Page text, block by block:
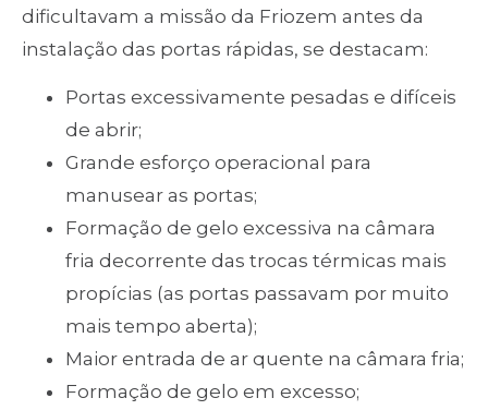
dificultavam a missão da Friozem antes da
instalação das portas rápidas, se destacam:
Portas excessivamente pesadas e difíceis
de abrir;
Grande esforço operacional para
manusear as portas;
Formação de gelo excessiva na câmara
fria decorrente das trocas térmicas mais
propícias (as portas passavam por muito
mais tempo aberta);
Maior entrada de ar quente na câmara fria;
Formação de gelo em excesso;